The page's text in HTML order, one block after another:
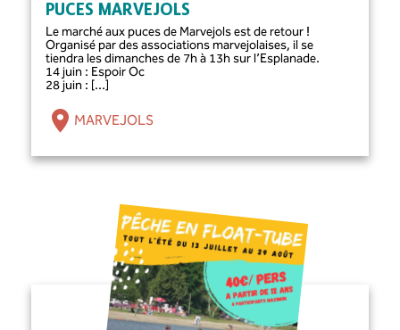
PUCES MARVEJOLS
Le marché aux puces de Marvejols est de retour !
Organisé par des associations marvejolaises, il se
tiendra les dimanches de 7h à 13h sur l’Esplanade.
14 juin : Espoir Oc
28 juin : [...]
MARVEJOLS